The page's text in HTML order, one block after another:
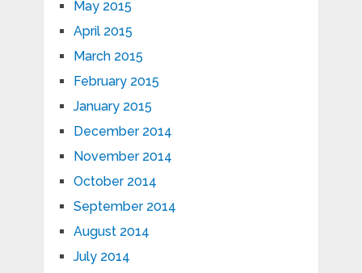
May 2015
April 2015
March 2015
February 2015
January 2015
December 2014
November 2014
October 2014
September 2014
August 2014
July 2014